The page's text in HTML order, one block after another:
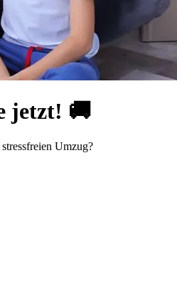
jetzt! 🚚
Umzug?